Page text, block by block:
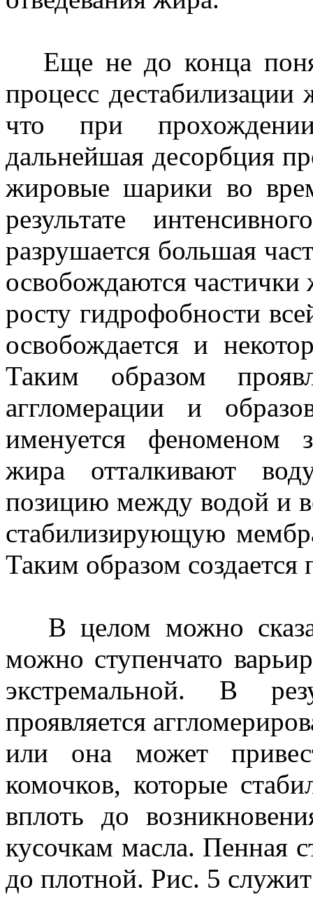
Еще не до конца
процесс
что при
дальнейшая десорбция
жировые шарики во
результате
разрушается большая
освобождаются частички
росту гидрофобности
освобождается и
Таким образом
аггломерации и
именуется феноменом
жира отталкивают
позицию между водой и
стабилизирующую
Таким образом создается
В целом можно
можно ступенчато
экстремальной. В
проявляется
или она может
комочков, которые
вплоть до
кусочкам масла. Пенная
до плотной. Рис. 5